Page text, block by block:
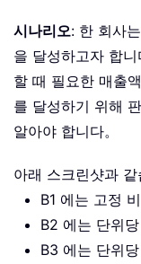
시나리오: 한 회사
을 달성하고자 합
할 때 필요한 매출
를 달성하기 위해
알아야 합니다。
아래 스크린샷과 같
B1 에는 고정
B2 에는 단위
B3 에는 단위